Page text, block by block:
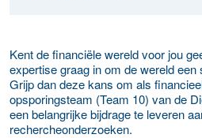
Kent de financiële wereld voor jou
expertise graag in om de wereld
Grijp dan deze kans om als
opsporingsteam (Team 10) van de
een belangrijke bijdrage te leveren
rechercheonderzoeken.